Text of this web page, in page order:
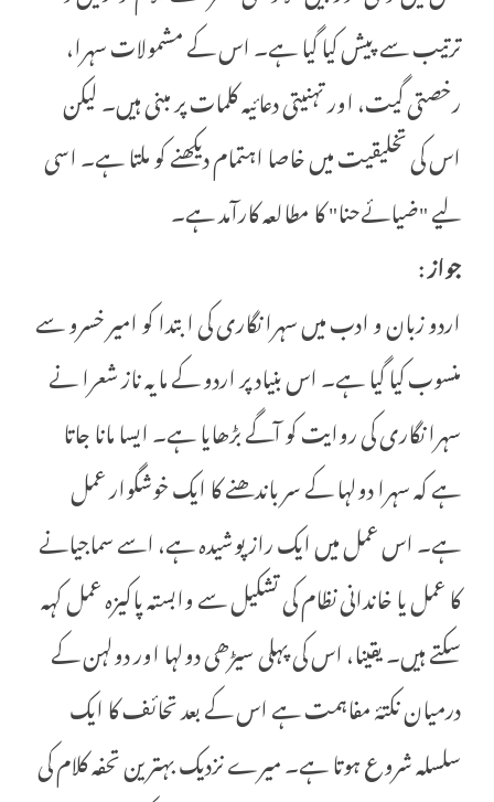
ترتیب سے پیش کیا گیا ہے۔ اس کے مشمولات سہرا،
رخصتی گیت، اور تہنیتی دعائیہ کلمات پر مبنی ہیں۔ لیکن
اس کی تخلیقیت میں خاصا اہتمام دیکھنے کو ملتا ہے۔ اسی
لیے "ضیائےحنا" کا مطالعہ کارآمد ہے۔
جواز:
اردو زبان و ادب میں سہرا نگاری کی ابتدا کو امیر خسرو سے
منسوب کیا گیا ہے۔ اس بنیاد پر اردو کے مایہ ناز شعرا نے
سہرا نگاری کی روایت کو آگے بڑھایا ہے۔ ایسا مانا جاتا
ہے کہ سہرا دولہا کے سر باندھنے کا ایک خوشگوار عمل
ہے۔ اس عمل میں ایک راز پوشیدہ ہے، اسے سماجیانے
کا عمل یا خاندانی نظام کی تشکیل سے وابستہ پاکیزہ عمل کہہ
سکتے ہیں۔ یقینا، اس کی پہلی سیڑھی دولہا اور دولہن کے
درمیان نکتۂ مفاہمت ہے اس کے بعد تحائف کا ایک
سلسلہ شروع ہوتا ہے۔ میرے نزدیک بہترین تحفہ کلام کی